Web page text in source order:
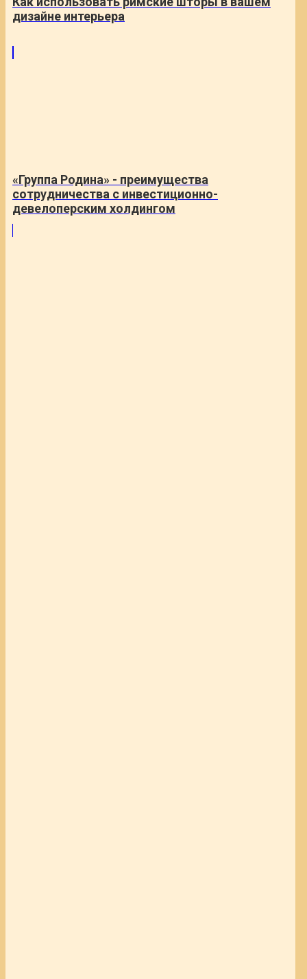
дизайне интерьера
«Группа Родина» - преимущества
сотрудничества с инвестиционно-
девелоперским холдингом